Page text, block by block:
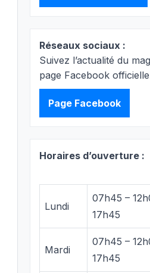
Réseaux sociaux :
Suivez l’actualité du
page Facebook
Page Facebook
Horaires d’ouverture :
Lundi
07h45 –
17h45
Mardi
07h45 –
17h45